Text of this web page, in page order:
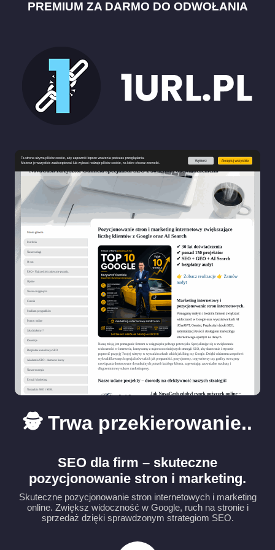
PREMIUM ZA DARMO DO ODWOŁANIA
🕵️ Trwa przekierowanie..
SEO dla firm – skuteczne
pozycjonowanie stron i marketing.
Skuteczne pozycjonowanie stron internetowych i marketing
online. Zwiększ widoczność w Google, ruch na stronie i
sprzedaż dzięki sprawdzonym strategiom SEO.